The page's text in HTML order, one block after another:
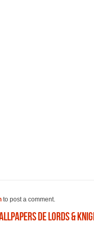
to post a comment.
de Lords &